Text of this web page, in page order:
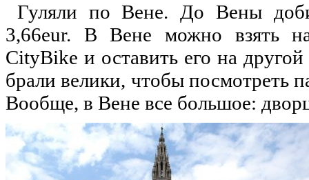
Гуляли по Вене. До Вены
3,66eur. В Вене можно взять
CityBike и оставить его на
брали велики, чтобы посмотреть
Вообще, в Вене все большое: